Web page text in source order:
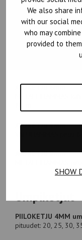
We also share
with our social
who may
provided to
SHOW
AVOSPIRAALI 6mm
kahdella lukolla,
AVOKETJU 6mm
VALUHAMMAS
AVOKETJU 6mm
METALLIHAMMAS
AVOKETJU 8mm
VALUHAMMAS
AVOKETJU 8mm
Umpiketjut
PIILOKETJU 4MM
pituudet: 20, 25, 30,